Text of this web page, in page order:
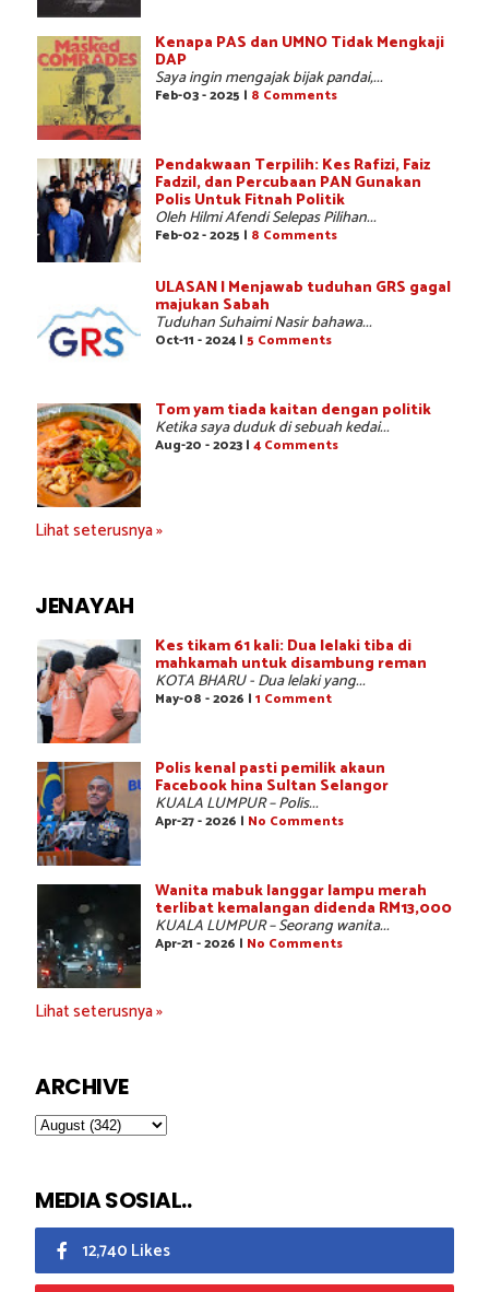
Kenapa PAS dan UMNO Tidak Mengkaji
DAP
Saya ingin mengajak bijak pandai,...
Feb-03 - 2025 | 8 Comments
Pendakwaan Terpilih: Kes Rafizi, Faiz
Fadzil, dan Percubaan PAN Gunakan
Polis Untuk Fitnah Politik
Oleh Hilmi Afendi Selepas Pilihan...
Feb-02 - 2025 | 8 Comments
ULASAN | Menjawab tuduhan GRS gagal
majukan Sabah
Tuduhan Suhaimi Nasir bahawa...
Oct-11 - 2024 | 5 Comments
Tom yam tiada kaitan dengan politik
Ketika saya duduk di sebuah kedai...
Aug-20 - 2023 | 4 Comments
Lihat seterusnya »
JENAYAH
Kes tikam 61 kali: Dua lelaki tiba di
mahkamah untuk disambung reman
KOTA BHARU - Dua lelaki yang...
May-08 - 2026 | 1 Comment
Polis kenal pasti pemilik akaun
Facebook hina Sultan Selangor
KUALA LUMPUR – Polis...
Apr-27 - 2026 | No Comments
Wanita mabuk langgar lampu merah
terlibat kemalangan didenda RM13,000
KUALA LUMPUR – Seorang wanita...
Apr-21 - 2026 | No Comments
Lihat seterusnya »
ARCHIVE
MEDIA SOSIAL..
12,740 Likes